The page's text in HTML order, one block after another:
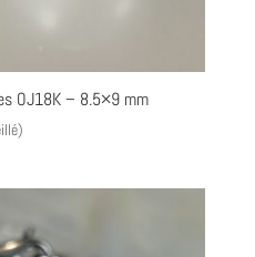
OJ18K – 8.5×9 mm